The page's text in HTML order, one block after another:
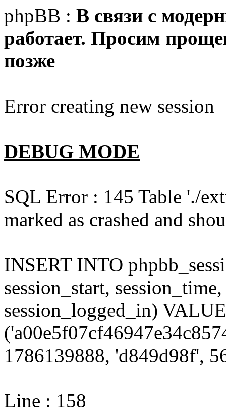
phpBB : В связи с
работает. Просим
позже
Error creating new session
DEBUG MODE
SQL Error : 145 Table './
marked as crashed and
INSERT INTO
session_start,
session_logged_in)
1786139888, 'd849d98f',
Line : 158